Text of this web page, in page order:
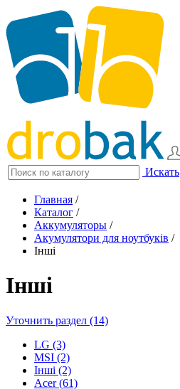
Искать
Главная /
Каталог /
Аккумуляторы /
Акумулятори для ноутбуків /
Інші
Інші
Уточнить раздел (14)
LG (3)
MSI (2)
Інші (2)
Acer (61)